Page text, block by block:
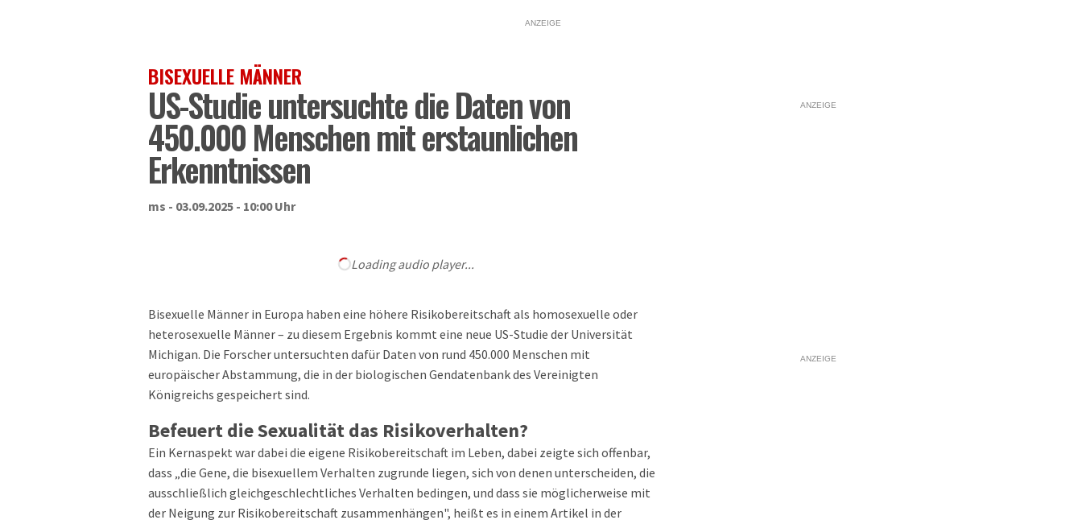
ANZEIGE
BISEXUELLE MÄNNER
US-Studie untersuchte die Daten von
450.000 Menschen mit erstaunlichen
Erkenntnissen
ms - 03.09.2025 - 10:00 Uhr
Loading audio player...
Bisexuelle Männer in Europa haben eine höhere Risikobereitschaft als homosexuelle oder
heterosexuelle Männer – zu diesem Ergebnis kommt eine neue US-Studie der Universität
Michigan. Die Forscher untersuchten dafür Daten von rund 450.000 Menschen mit
europäischer Abstammung, die in der biologischen Gendatenbank des Vereinigten
Königreichs gespeichert sind.
Befeuert die Sexualität das Risikoverhalten?
Ein Kernaspekt war dabei die eigene Risikobereitschaft im Leben, dabei zeigte sich offenbar,
dass „die Gene, die bisexuellem Verhalten zugrunde liegen, sich von denen unterscheiden, die
ausschließlich gleichgeschlechtliches Verhalten bedingen, und dass sie möglicherweise mit
der Neigung zur Risikobereitschaft zusammenhängen", heißt es in einem Artikel in der
ANZEIGE
ANZEIGE